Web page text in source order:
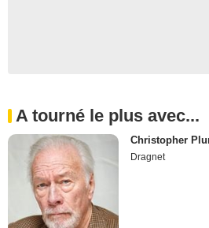
A tourné le plus avec...
Christopher
Dragnet